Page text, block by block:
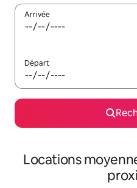
Arrivée
Départ
Locations